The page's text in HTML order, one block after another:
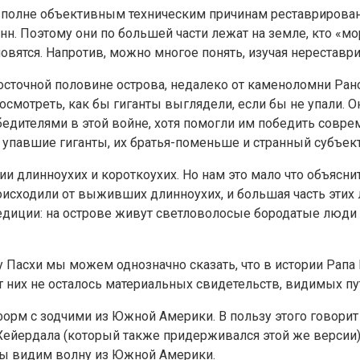
объективным техническим причинам
Поэтому они по большей части лежат на земле, кто
Напротив, можно многое понять, изучая
половине острова, недалеко от каменоломни
как бы гиганты выглядели, если бы не упали.
в этой войне, хотя помогли им победить
гиганты, их братья-поменьше и странный
и короткоухих. Но нам это мало что
от выживших длинноухих, и большая часть
на острове живут светловолосые бородатые
мы можем однозначно сказать, что в истории
не осталось материальных свидетельств, видимых
с зодчими из Южной Америки. В пользу этого
(который также придерживался этой же
видим волну из Южной Америки.